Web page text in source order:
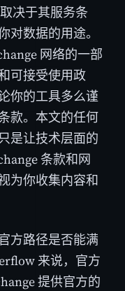
决于其服务条
对数据的用途。
网络的一部
可接受使用政
你的工具多么谨
款。本文的任何
是让技术层面的
条款和网
为你收集内容和
方路径是否能满
来说，官方
提供官方的